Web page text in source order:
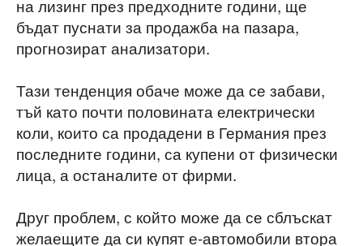
на лизинг през предходните години, ще
бъдат пуснати за продажба на пазара,
прогнозират анализатори.
Тази тенденция обаче може да се забави,
тъй като почти половината електрически
коли, които са продадени в Германия през
последните години, са купени от физически
лица, а останалите от фирми.
Друг проблем, с който може да се сблъскат
желаещите да си купят е-автомобили втора